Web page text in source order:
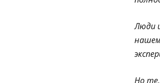
Люди
Но те,